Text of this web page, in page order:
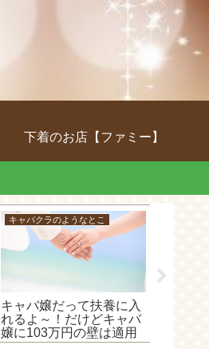
下着のお店【ファミー】
キャバクラのようなとこ
キャバ嬢だって扶養に入
れるよ～！だけどキャバ
嬢に103万円の壁は適用
されません(;´･ω･)